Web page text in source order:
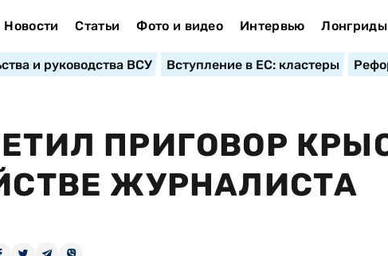
Новости Статьи Фото и видео Интервью Лонгриды
и руководства ВСУ Вступление в ЕС: кластеры
ПРИГОВОР
ЖУРНАЛИСТА